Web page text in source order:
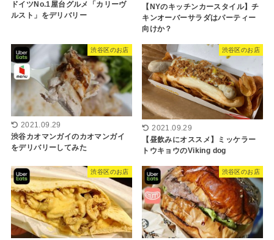
ドイツNo.1屋台グルメ「カリーヴ
ルスト」をデリバリー
【NYのキッチンカースタイル】チ
キンオーバーサラダはパーティー
向けか？
渋谷区のお店
2021.09.29
渋谷カオマンガイのカオマンガイ
をデリバリーしてみた
渋谷区のお店
2021.09.29
【昼飲みにオススメ】ミッケラー
トウキョウのViking dog
渋谷区のお店 渋谷区のお店